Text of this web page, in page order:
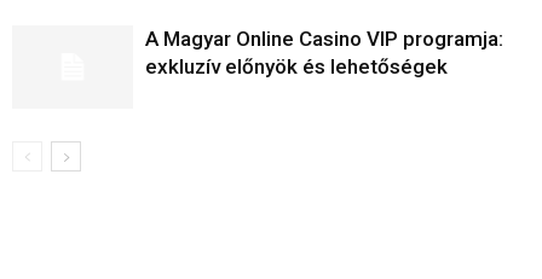
A Magyar Online Casino VIP programja:
exkluzív előnyök és lehetőségek